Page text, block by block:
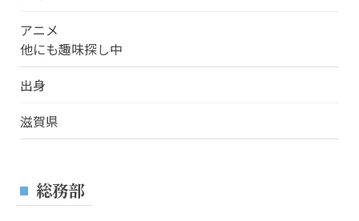
アニメ
他にも趣味探し中
出身
滋賀県
総務部